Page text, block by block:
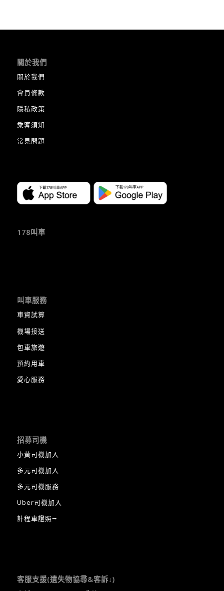
關於我們
關於我們
會員條款
隱私政策
乘客須知
常見問題
178叫車
叫車服務
車資試算
機場接送
包車旅遊
預約用車
愛心服務
招募司機
小黃司機加入
多元司機加入
多元司機服務
Uber司機加入
計程車證照⭢
客服支援(遺失物協尋&客訴↓)